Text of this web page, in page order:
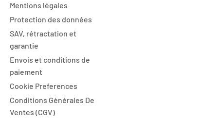
Mentions légales
Protection des données
SAV, rétractation et
garantie
Envois et conditions de
paiement
Cookie Preferences
Conditions Générales De
Ventes (CGV)